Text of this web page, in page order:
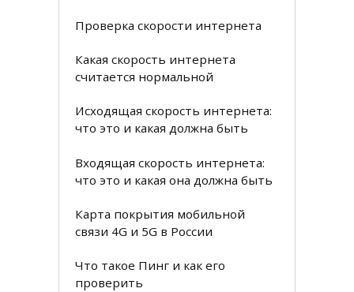
Проверка скорости интернета
Какая скорость интернета
считается нормальной
Исходящая скорость интернета:
что это и какая должна быть
Входящая скорость интернета:
что это и какая она должна быть
Карта покрытия мобильной
связи 4G и 5G в России
Что такое Пинг и как его
проверить